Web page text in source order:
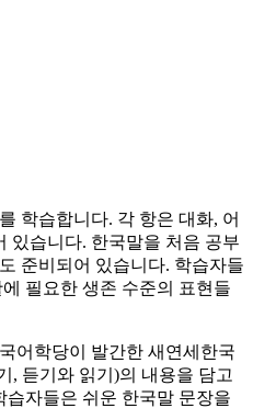
학습합니다. 각 항은 대화, 어
있습니다. 한국말을 처음 공부
준비되어 있습니다. 학습자들
필요한 생존 수준의 표현들
어학당이 발간한 새연세한국
, 듣기와 읽기)의 내용을 담고
습자들은 쉬운 한국말 문장을